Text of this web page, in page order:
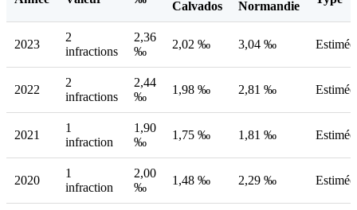
Calvados
Normandie
2023
2
infractions
2,36
‰
2,02 ‰ 3,04 ‰ Estimée
2022
2
infractions
2,44
‰
1,98 ‰ 2,81 ‰ Estimée
2021
1
infraction
1,90
‰
1,75 ‰ 1,81 ‰ Estimée
2020
1
infraction
2,00
‰
1,48 ‰ 2,29 ‰ Estimée